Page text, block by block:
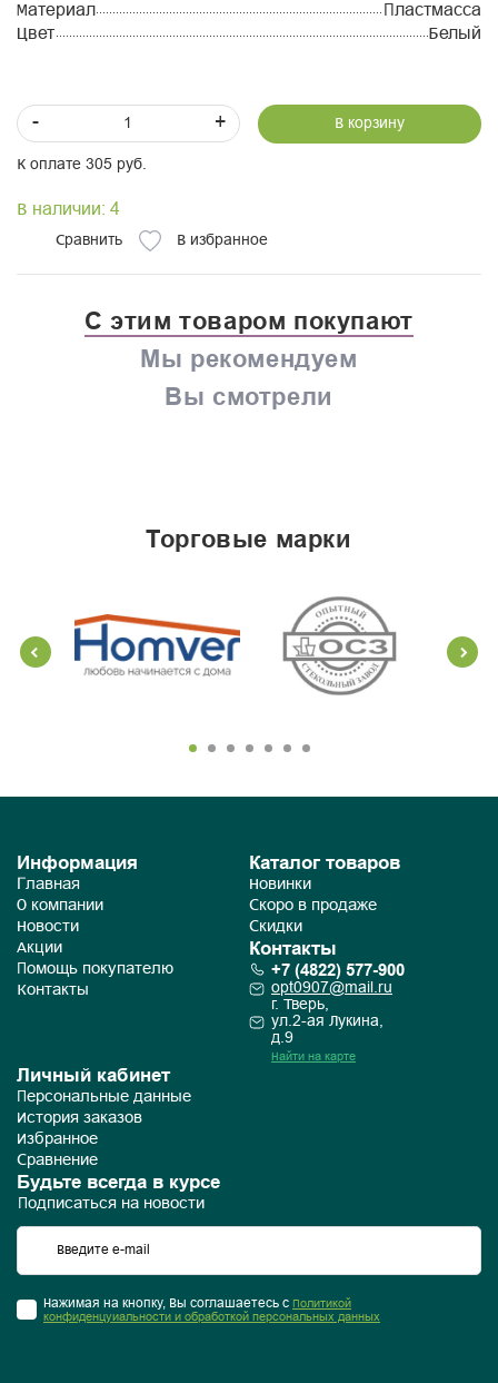
Материал
Пластмасса
Цвет
Белый
- + В корзину
К оплате 305 руб.
В наличии: 4
Сравнить В избранное
С этим товаром покупают
Мы рекомендуем
Вы смотрели
торговые марки
Информация
Главная
О компании
Новости
Акции
Помощь покупателю
Контакты
Каталог товаров
Новинки
Скоро в продаже
Скидки
Контакты
+7 (4822) 577-900
opt0907@mail.ru
г. Тверь,
ул.2-ая Лукина,
д.9
Найти на карте
Личный кабинет
Персональные данные
История заказов
Избранное
Сравнение
Будьте всегда в курсе
Подписаться на новости
Нажимая на кнопку, Вы соглашаетесь с Политикой
конфиденцуиальности и обработкой персональных данных